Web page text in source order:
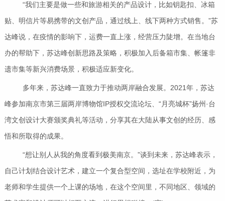
“我们主要是做一些和旅游相关的产品设计，比如钥匙扣、冰箱
贴、明信片等易携带的文创产品，通过线上、线下两种方式销售。”苏
达峰说，在疫情的影响下，运费一直上涨，经营压力陡增。在当地台
办的帮助下，苏达峰创新思路及策略，积极加入后备箱市集、帐篷非
遗市集等新兴消费场景，积极适应新变化。
多年来，苏达峰一直致力于推动两岸融合发展。2021年，苏达
峰参加南京市第三届两岸博物馆IP授权交流论坛、“月亮城杯”扬州·台
湾文创设计大赛颁奖典礼等活动，分享其在大陆从事文创的经历、感
悟和所取得的成果。
“想让别人从我的角度看到极美南京。”谈到未来，苏达峰表示，
自己计划结合设计艺术，建立一个复合型空间，选址在学校附近，为
老师和学生提供一个上课的场地，在这个空间里，不同地区、领域的